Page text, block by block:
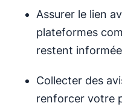
Assurer le lien
plateformes
restent
Collecter des
renforcer votre